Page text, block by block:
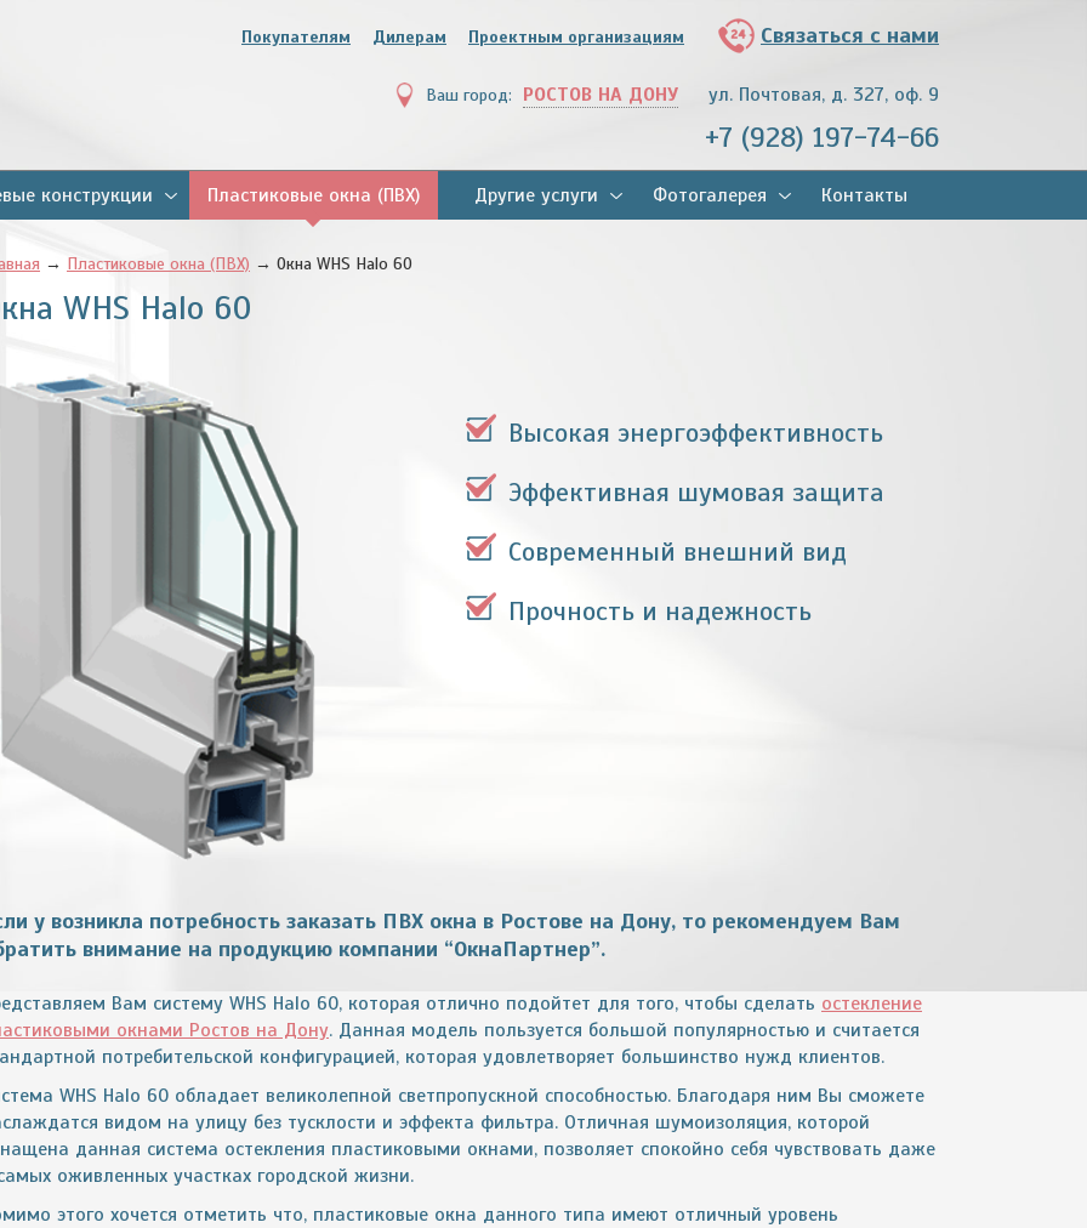
Покупателям Дилерам Проектным организациям Связаться с нами
Ваш город: РОСТОВ НА ДОНУ ул. Почтовая, д. 327, оф. 9
+7 (928) 197-74-66
конструкции Пластиковые окна (ПВХ) Другие услуги Фотогалерея Контакты
→ Пластиковые окна (ПВХ) → Окна WHS Halo 60
WHS Halo 60
Высокая энергоэффективность
Эффективная шумовая защита
Современный внешний вид
Прочность и надежность
у возникла потребность заказать ПВХ окна в Ростове на Дону, то рекомендуем Вам
внимание на продукцию компании “ОкнаПартнер”.
Вам систему WHS Halo 60, которая отлично подойтет для того, чтобы сделать остекление
окнами Ростов на Дону. Данная модель пользуется большой популярностью и считается
потребительской конфигурацией, которая удовлетворяет большинство нужд клиентов.
WHS Halo 60 обладает великолепной светпропускной способностью. Благодаря ним Вы сможете
видом на улицу без тусклости и эффекта фильтра. Отличная шумоизоляция, которой
данная система остекления пластиковыми окнами, позволяет спокойно себя чувствовать даже
оживленных участках городской жизни.
этого хочется отметить что, пластиковые окна данного типа имеют отличный уровень